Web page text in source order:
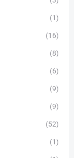
(1)
(16)
(8)
(6)
(9)
(9)
(52)
(1)